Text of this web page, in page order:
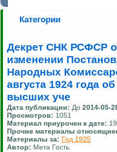
Категории
Декрет СНК РСФСР
изменении
Народных
августа 1924 года
высших уче
Дата публикации: До 2014-05-
Просмотров: 1051
Материал приурочен к дате:
Прочие материалы
Материалы за: Год 1925
Автор: Мета Гость